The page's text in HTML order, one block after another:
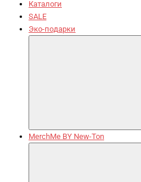
Каталоги
SALE
Эко-подарки
MerchMe BY New-Ton